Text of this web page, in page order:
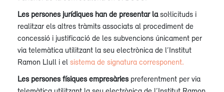
Les persones jurídiques han de presentar lasol·licituds i
realitzar els altres tràmits associats al procediment de
concessió i justificació de les subvencions únicament per
via telemàtica utilitzant la seu electrònica de l’Institut
Ramon Llull i el sistema de signatura corresponent.
Les persones físiques empresàriespreferentment per via